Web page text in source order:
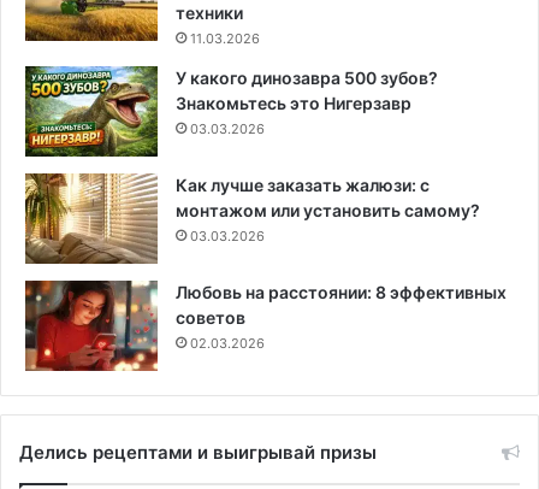
техники
11.03.2026
У какого динозавра 500 зубов?
Знакомьтесь это Нигерзавр
03.03.2026
Как лучше заказать жалюзи: с
монтажом или установить самому?
03.03.2026
Любовь на расстоянии: 8 эффективных
советов
02.03.2026
Делись рецептами и выигрывай призы